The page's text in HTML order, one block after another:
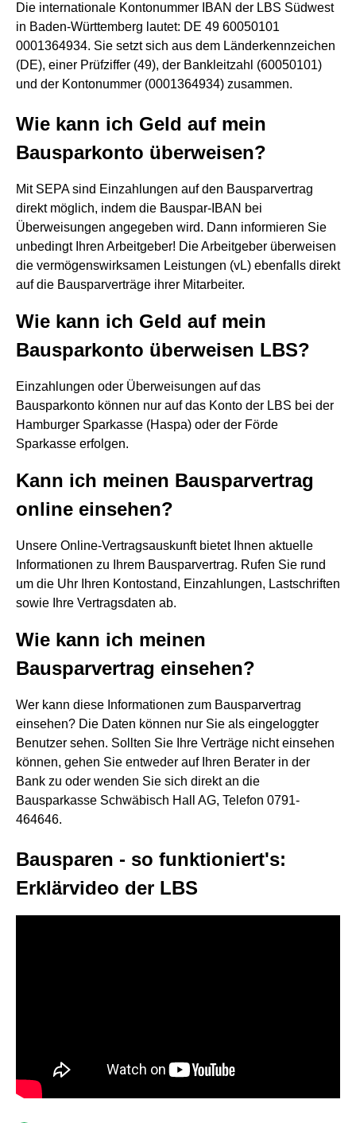
Die internationale Kontonummer IBAN der LBS Südwest
in Baden-Württemberg lautet: DE 49 60050101
0001364934. Sie setzt sich aus dem Länderkennzeichen
(DE), einer Prüfziffer (49), der Bankleitzahl (60050101)
und der Kontonummer (0001364934) zusammen.
Wie kann ich Geld auf mein
Bausparkonto überweisen?
Mit SEPA sind Einzahlungen auf den Bausparvertrag
direkt möglich, indem die Bauspar-IBAN bei
Überweisungen angegeben wird. Dann informieren Sie
unbedingt Ihren Arbeitgeber! Die Arbeitgeber überweisen
die vermögenswirksamen Leistungen (vL) ebenfalls direkt
auf die Bausparverträge ihrer Mitarbeiter.
Wie kann ich Geld auf mein
Bausparkonto überweisen LBS?
Einzahlungen oder Überweisungen auf das
Bausparkonto können nur auf das Konto der LBS bei der
Hamburger Sparkasse (Haspa) oder der Förde
Sparkasse erfolgen.
Kann ich meinen Bausparvertrag
online einsehen?
Unsere Online-Vertragsauskunft bietet Ihnen aktuelle
Informationen zu Ihrem Bausparvertrag. Rufen Sie rund
um die Uhr Ihren Kontostand, Einzahlungen, Lastschriften
sowie Ihre Vertragsdaten ab.
Wie kann ich meinen
Bausparvertrag einsehen?
Wer kann diese Informationen zum Bausparvertrag
einsehen? Die Daten können nur Sie als eingeloggter
Benutzer sehen. Sollten Sie Ihre Verträge nicht einsehen
können, gehen Sie entweder auf Ihren Berater in der
Bank zu oder wenden Sie sich direkt an die
Bausparkasse Schwäbisch Hall AG, Telefon 0791-
464646.
Bausparen - so funktioniert's:
Erklärvideo der LBS